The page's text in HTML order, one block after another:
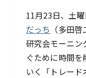
11月23日、土
だっち （多田
研究会モーニン
ぐために時間
いく「トレー